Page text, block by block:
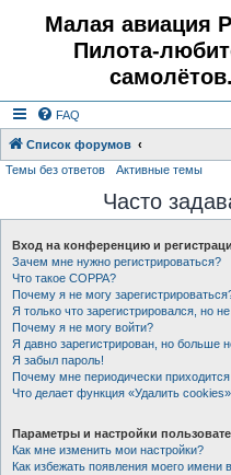
Малая авиация
Пилота-
FAQ
Список форумов
Темы без ответов Активные темы
Часто
Вход на конференцию и
Зачем мне нужно регистрироваться?
Что такое COPPA?
Почему я не могу
Я только что зарегистрировался, но
Почему я не могу войти?
Я давно зарегистрирован, но больше
Я забыл пароль!
Почему мне периодически
Что делает функция «Удалить
Параметры и настройки
Как мне изменить мои настройки?
Как избежать появления моего имени